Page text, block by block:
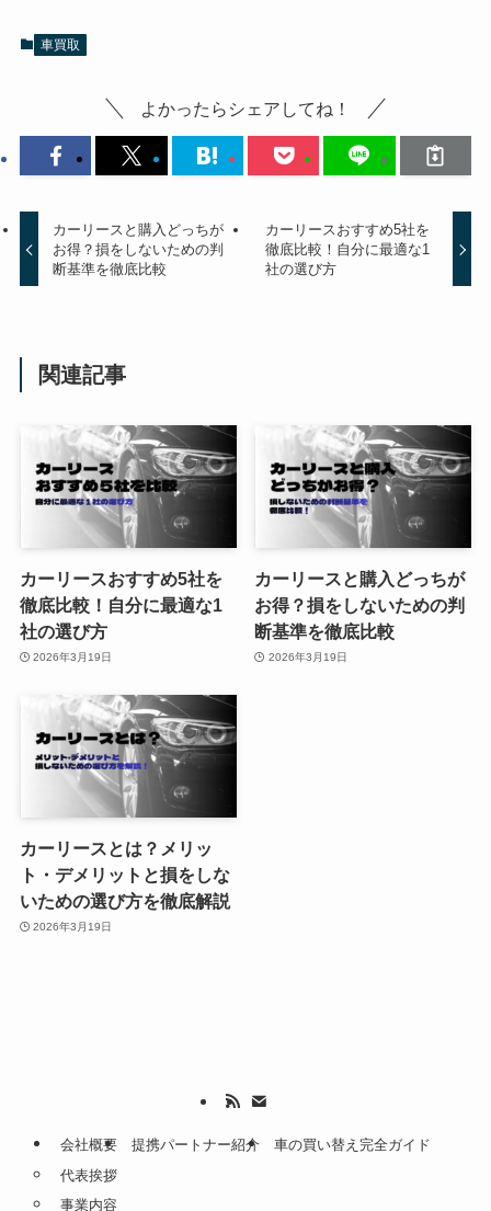
車買取
よかったらシェアしてね！
カーリースと購入どっちが
お得？損をしないための判
断基準を徹底比較
カーリースおすすめ5社を
徹底比較！自分に最適な1
社の選び方
関連記事
カーリースおすすめ5社を
徹底比較！自分に最適な1
社の選び方
2026年3月19日
カーリースと購入どっちが
お得？損をしないための判
断基準を徹底比較
2026年3月19日
カーリースとは？メリッ
ト・デメリットと損をしな
いための選び方を徹底解説
2026年3月19日
会社概要
代表挨拶
事業内容
提携パートナー紹介 車の買い替え完全ガイド